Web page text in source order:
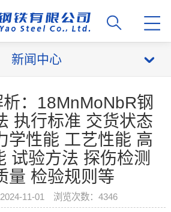
新闻中心
：18MnMoNbR钢
执行标准 交货状态
学性能 工艺性能 高
试验方法 探伤检测
量 检验规则等
11-01 浏览次数：4346